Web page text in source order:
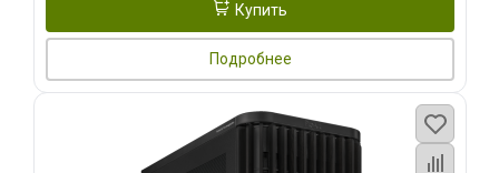
Купить
Подробнее